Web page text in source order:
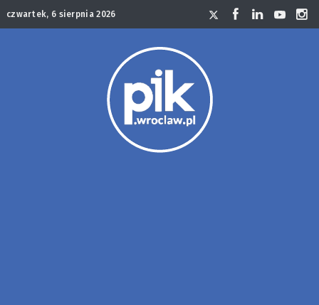
czwartek, 6 sierpnia 2026